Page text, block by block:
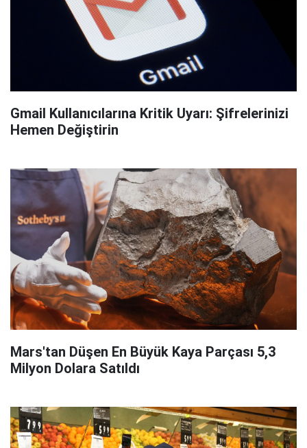
Gmail Kullanıcılarına Kritik Uyarı: Şifrelerinizi
Hemen Değiştirin
Mars'tan Düşen En Büyük Kaya Parçası 5,3
Milyon Dolara Satıldı